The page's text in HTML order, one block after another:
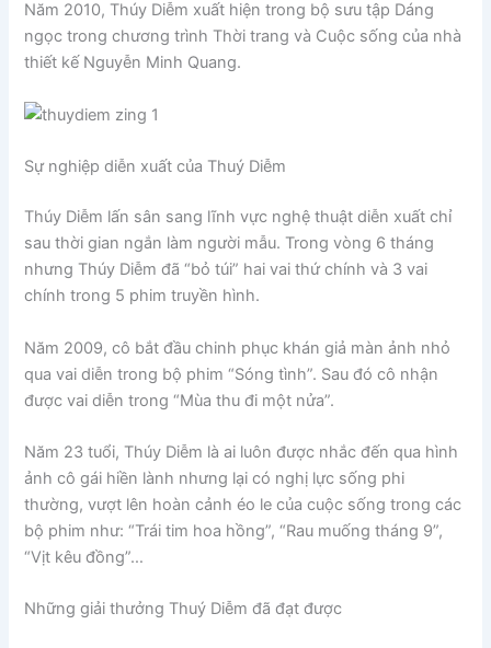
Năm 2010, Thúy Diễm xuất hiện trong bộ sưu tập Dáng
ngọc trong chương trình Thời trang và Cuộc sống của nhà
thiết kế Nguyễn Minh Quang.
Sự nghiệp diễn xuất của Thuý Diễm
Thúy Diễm lấn sân sang lĩnh vực nghệ thuật diễn xuất chỉ
sau thời gian ngắn làm người mẫu. Trong vòng 6 tháng
nhưng Thúy Diễm đã “bỏ túi” hai vai thứ chính và 3 vai
chính trong 5 phim truyền hình.
Năm 2009, cô bắt đầu chinh phục khán giả màn ảnh nhỏ
qua vai diễn trong bộ phim “Sóng tình”. Sau đó cô nhận
được vai diễn trong “Mùa thu đi một nửa”.
Năm 23 tuổi, Thúy Diễm là ai luôn được nhắc đến qua hình
ảnh cô gái hiền lành nhưng lại có nghị lực sống phi
thường, vượt lên hoàn cảnh éo le của cuộc sống trong các
bộ phim như: “Trái tim hoa hồng”, “Rau muống tháng 9”,
“Vịt kêu đồng”…
Những giải thưởng Thuý Diễm đã đạt được